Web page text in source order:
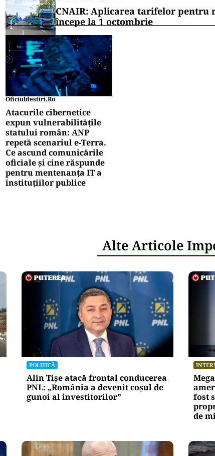
CNAIR: Aplicarea tarifelor pentru
începe la 1 octombrie
Oficiuldestiri.ro
Atacurile cibernetice
expun vulnerabilitățile
statului român: ANP
repetă scenariul e‑Terra.
Ce ascund comunicările
oficiale și cine răspunde
pentru mentenanța IT a
instituțiilor publice
Alte Articole
POLITICĂ
Alin Tișe atacă frontal conducerea
PNL: „România a devenit coșul de
gunoi al investitorilor”
fost
de